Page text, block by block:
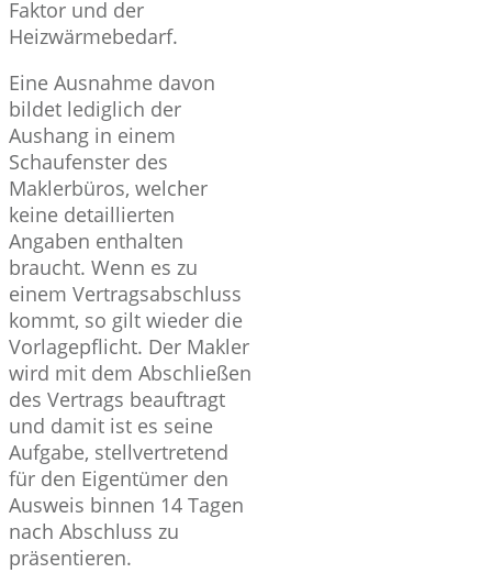
Faktor und der
Heizwärmebedarf.
Eine Ausnahme davon
bildet lediglich der
Aushang in einem
Schaufenster des
Maklerbüros, welcher
keine detaillierten
Angaben enthalten
braucht. Wenn es zu
einem Vertragsabschluss
kommt, so gilt wieder die
Vorlagepflicht. Der Makler
wird mit dem Abschließen
des Vertrags beauftragt
und damit ist es seine
Aufgabe, stellvertretend
für den Eigentümer den
Ausweis binnen 14 Tagen
nach Abschluss zu
präsentieren.